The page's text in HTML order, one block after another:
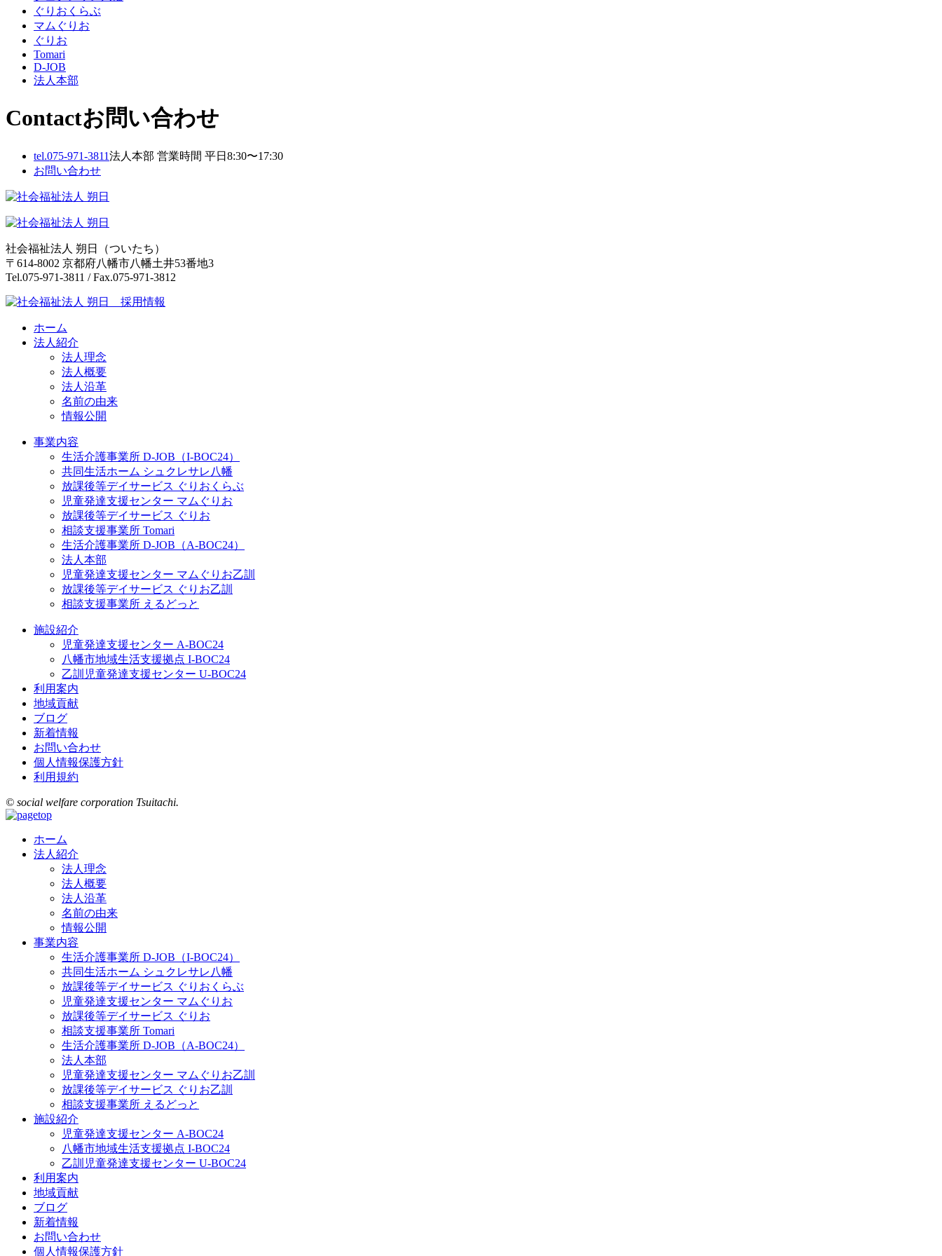
ぐりおくらぶ
マムぐりお
ぐりお
Tomari
D-JOB
法人本部
Contactお問い合わせ
tel.075-971-3811法人本部 営業時間 平日8:30〜17:30
お問い合わせ
社会福祉法人 朔日（ついたち）
〒614-8002 京都府八幡市八幡土井53番地3
Tel.075-971-3811 / Fax.075-971-3812
ホーム
法人紹介
法人理念
法人概要
法人沿革
名前の由来
情報公開
事業内容
生活介護事業所 D-JOB（I-BOC24）
共同生活ホーム シュクレサレ八幡
放課後等デイサービス ぐりおくらぶ
児童発達支援センター マムぐりお
放課後等デイサービス ぐりお
相談支援事業所 Tomari
生活介護事業所 D-JOB（A-BOC24）
法人本部
児童発達支援センター マムぐりお乙訓
放課後等デイサービス ぐりお乙訓
相談支援事業所 えるどっと
施設紹介
児童発達支援センター A-BOC24
八幡市地域生活支援拠点 I-BOC24
乙訓児童発達支援センター U-BOC24
利用案内
地域貢献
ブログ
新着情報
お問い合わせ
個人情報保護方針
利用規約
© social welfare corporation Tsuitachi.
ホーム
法人紹介
法人理念
法人概要
法人沿革
名前の由来
情報公開
事業内容
生活介護事業所 D-JOB（I-BOC24）
共同生活ホーム シュクレサレ八幡
放課後等デイサービス ぐりおくらぶ
児童発達支援センター マムぐりお
放課後等デイサービス ぐりお
相談支援事業所 Tomari
生活介護事業所 D-JOB（A-BOC24）
法人本部
児童発達支援センター マムぐりお乙訓
放課後等デイサービス ぐりお乙訓
相談支援事業所 えるどっと
施設紹介
児童発達支援センター A-BOC24
八幡市地域生活支援拠点 I-BOC24
乙訓児童発達支援センター U-BOC24
利用案内
地域貢献
ブログ
新着情報
お問い合わせ
個人情報保護方針